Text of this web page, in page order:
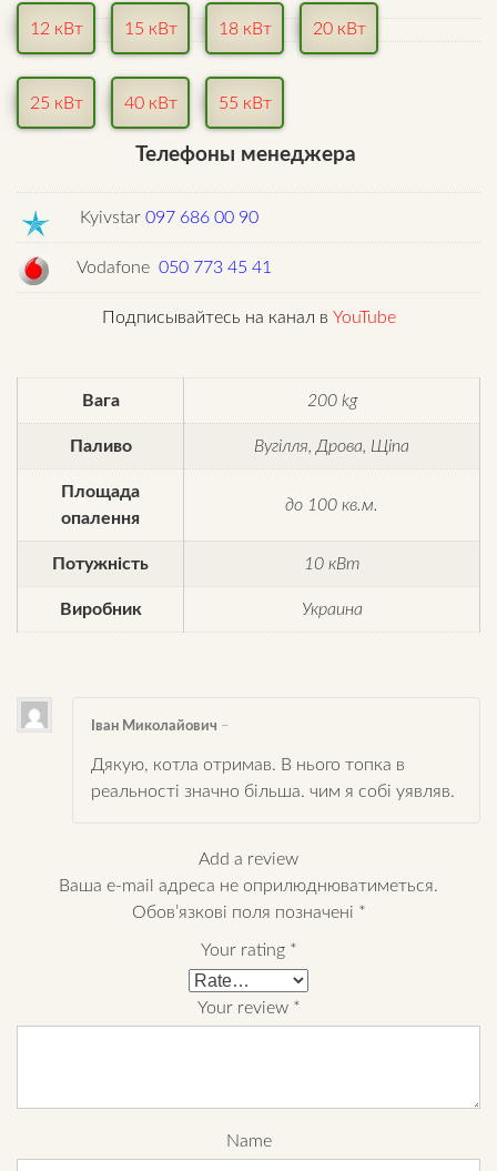
12 кВт 15 кВт 18 кВт 20 кВт
25 кВт 40 кВт 55 кВт
Телефоны менеджера
Kyivstar 097 686 00 90
Vodafone 050 773 45 41
Подписывайтесь на канал в YouTube
Вага 200 kg
Паливо Вугілля, Дрова, Щіпа
Площада
опалення
до 100 кв.м.
Потужність 10 кВт
Виробник Украина
Іван Миколайович –
Дякую, котла отримав. В нього топка в
реальності значно більша. чим я собі уявляв.
Add a review
Ваша e-mail адреса не оприлюднюватиметься.
Обов’язкові поля позначені *
Your rating *
Your review *
Name